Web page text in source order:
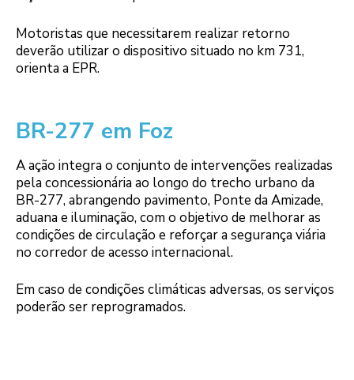
Motoristas que necessitarem realizar retorno
deverão utilizar o dispositivo situado no km 731,
orienta a EPR.
BR-277 em Foz
A ação integra o conjunto de intervenções realizadas
pela concessionária ao longo do trecho urbano da
BR-277, abrangendo pavimento, Ponte da Amizade,
aduana e iluminação, com o objetivo de melhorar as
condições de circulação e reforçar a segurança viária
no corredor de acesso internacional.
Em caso de condições climáticas adversas, os serviços
poderão ser reprogramados.